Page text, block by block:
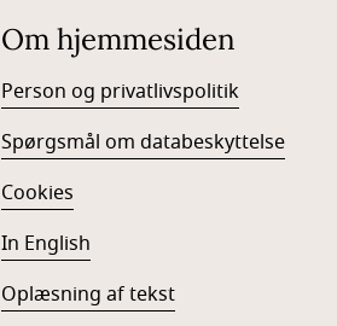
Om hjemmesiden
Person og privatlivspolitik
Spørgsmål om databeskyttelse
Cookies
In English
Oplæsning af tekst